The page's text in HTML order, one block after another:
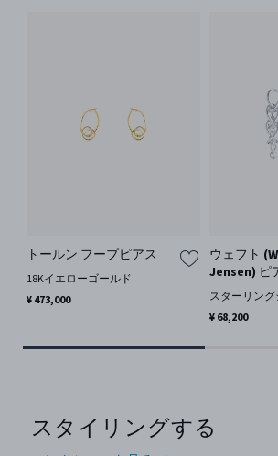
トールン フープピアス
18Kイエローゴールド
¥ 473,000
ウェフト
Jensen) ピ
スターリン
¥ 68,200
スタイリングする